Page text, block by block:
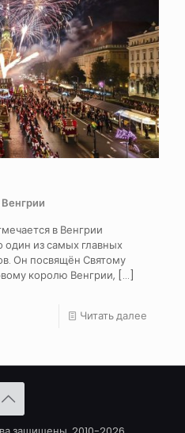
в Венгрии
один из самых главных
Он посвящён Святому
королю Венгрии, […]
Читать далее